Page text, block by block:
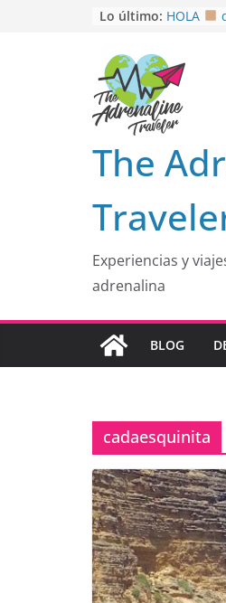
Lo último: HOLA
EL
opción
En
MULITO!
The
Experiencias y
adrenalina
BLOG
cadaesquinita